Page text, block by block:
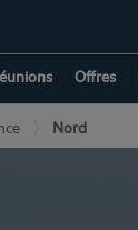
Offres
Nord